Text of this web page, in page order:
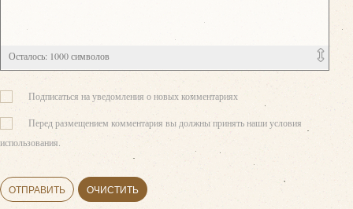
Осталось: 1000символов
Подписаться на уведомления о новых комментариях
Перед размещением комментария вы должны принять наши условия
использования.
ОТПРАВИТЬ ОЧИСТИТЬ